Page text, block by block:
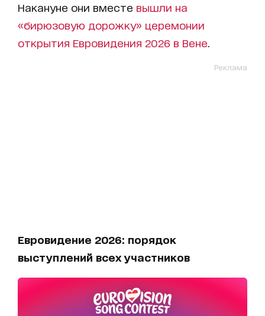
Накануне они вместе вышли на
«бирюзовую дорожку» церемонии
открытия Евровидения 2026 в Вене
Реклама
Евровидение 2026: порядок
выступлений всех участников